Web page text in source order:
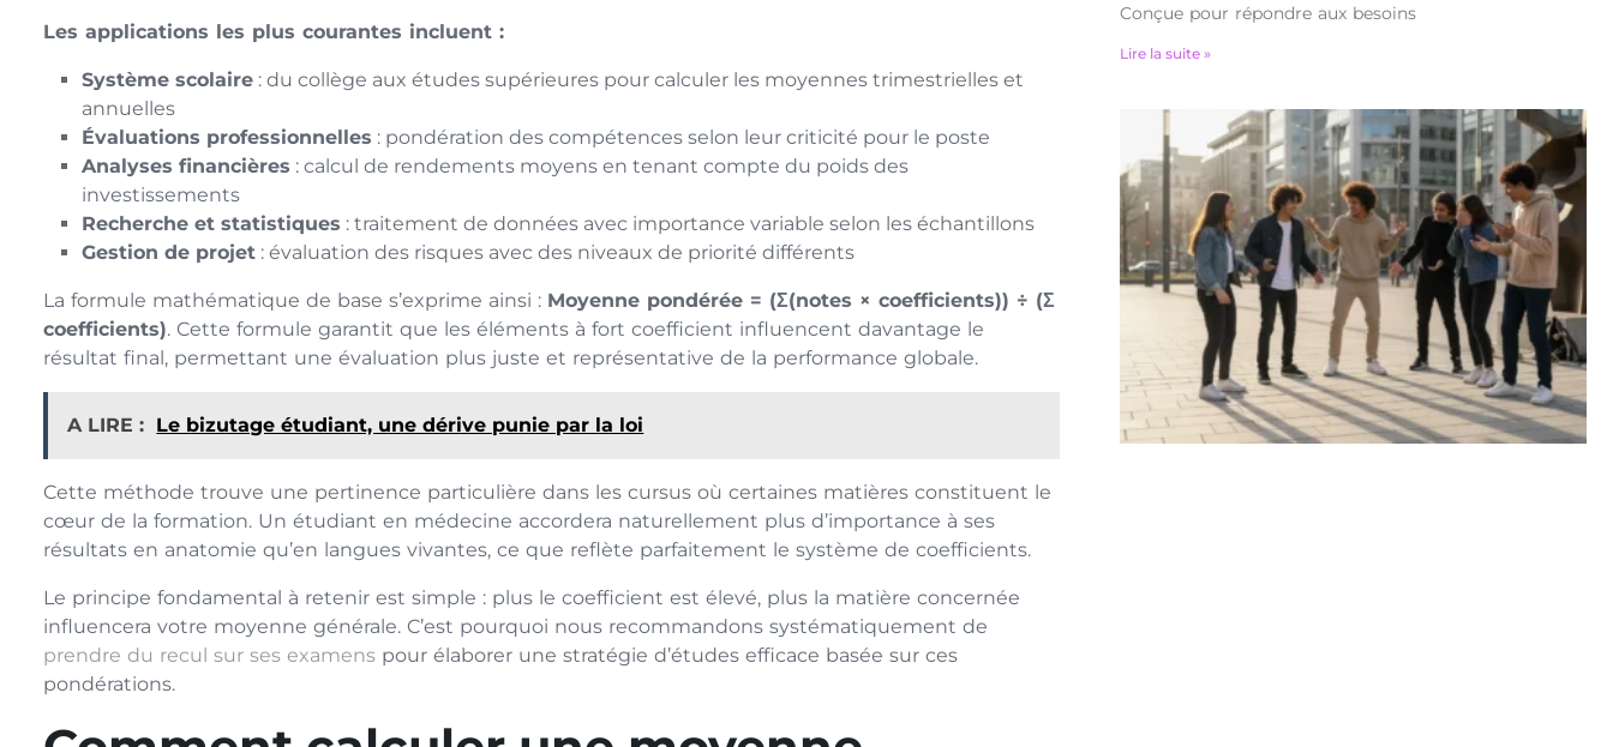
Conçue pour répondre aux besoins
Lire la suite »
Les applications les plus courantes incluent :
Système scolaire : du collège aux études supérieures pour calculer les moyennes trimestrielles et
annuelles
Évaluations professionnelles : pondération des compétences selon leur criticité pour le poste
Analyses financières : calcul de rendements moyens en tenant compte du poids des
investissements
Recherche et statistiques : traitement de données avec importance variable selon les échantillons
Gestion de projet : évaluation des risques avec des niveaux de priorité différents
La formule mathématique de base s’exprime ainsi : Moyenne pondérée = (Σ(notes × coefficients)) ÷ (Σ
coefficients). Cette formule garantit que les éléments à fort coefficient influencent davantage le
résultat final, permettant une évaluation plus juste et représentative de la performance globale.
A LIRE : Le bizutage étudiant, une dérive punie par la loi
Cette méthode trouve une pertinence particulière dans les cursus où certaines matières constituent le
cœur de la formation. Un étudiant en médecine accordera naturellement plus d’importance à ses
résultats en anatomie qu’en langues vivantes, ce que reflète parfaitement le système de coefficients.
Le principe fondamental à retenir est simple : plus le coefficient est élevé, plus la matière concernée
influencera votre moyenne générale. C’est pourquoi nous recommandons systématiquement de
prendre du recul sur ses examens pour élaborer une stratégie d’études efficace basée sur ces
pondérations.